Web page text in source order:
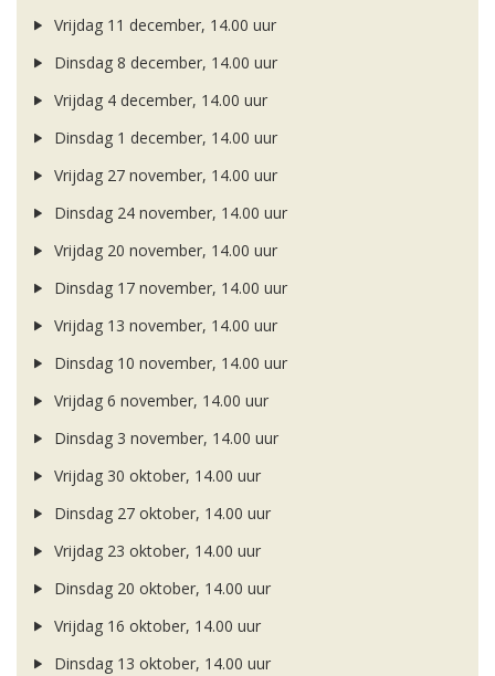
Vrijdag 11 december, 14.00 uur
Dinsdag 8 december, 14.00 uur
Vrijdag 4 december, 14.00 uur
Dinsdag 1 december, 14.00 uur
Vrijdag 27 november, 14.00 uur
Dinsdag 24 november, 14.00 uur
Vrijdag 20 november, 14.00 uur
Dinsdag 17 november, 14.00 uur
Vrijdag 13 november, 14.00 uur
Dinsdag 10 november, 14.00 uur
Vrijdag 6 november, 14.00 uur
Dinsdag 3 november, 14.00 uur
Vrijdag 30 oktober, 14.00 uur
Dinsdag 27 oktober, 14.00 uur
Vrijdag 23 oktober, 14.00 uur
Dinsdag 20 oktober, 14.00 uur
Vrijdag 16 oktober, 14.00 uur
Dinsdag 13 oktober, 14.00 uur